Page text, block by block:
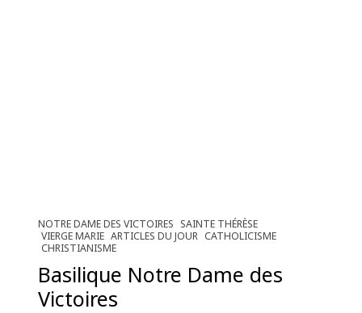
NOTRE DAME DES VICTOIRES SAINTE THÉRÈSE
VIERGE MARIE ARTICLES DU JOUR CATHOLICISME
CHRISTIANISME
Basilique Notre Dame des
Victoires